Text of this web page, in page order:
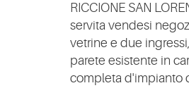
RICCIONE SAN
servita vendesi
vetrine e due
parete esistente in
completa d'impianto